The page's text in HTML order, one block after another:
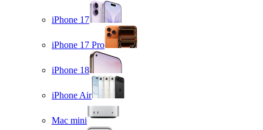
iPhone 17
iPhone 17 Pro
iPhone 18
iPhone Air
Mac mini